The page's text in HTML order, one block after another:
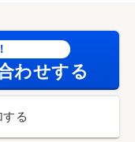
わせする
る